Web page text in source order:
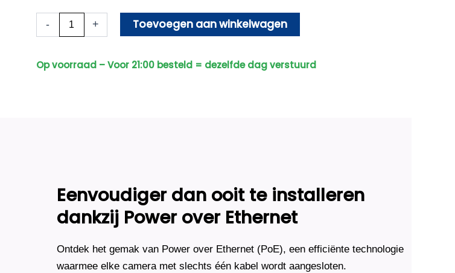
-
Beveiligingscamera
Set
-
Color
Zwart
+ Toevoegen aan winkelwagen
Op voorraad – Voor 21:00 besteld = dezelfde dag verstuurd
Eenvoudiger dan ooit te installeren
dankzij Power over Ethernet
Ontdek het gemak van Power over Ethernet (PoE), een efficiënte technologie
waarmee elke camera met slechts één kabel wordt aangesloten.